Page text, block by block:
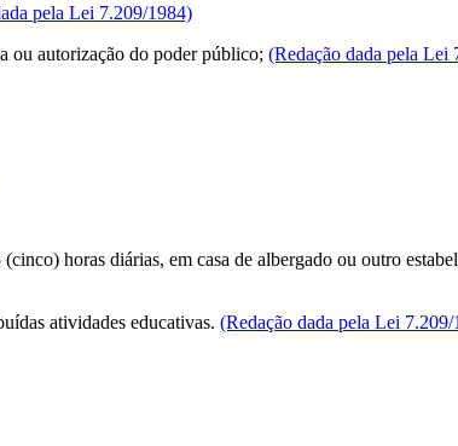
pela Lei 7.209/1984)
ou autorização do poder público; (Redação dada pela Lei
horas diárias, em casa de albergado ou outro
atividades educativas. (Redação dada pela Lei